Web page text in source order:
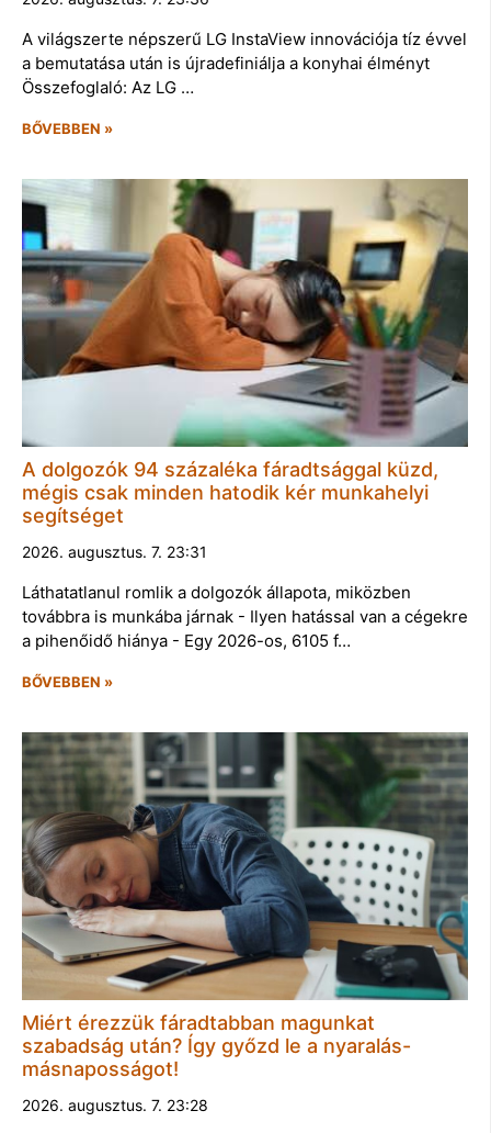
A világszerte népszerű LG InstaView innovációja tíz évvel
a bemutatása után is újradefiniálja a konyhai élményt
Összefoglaló: Az LG …
BŐVEBBEN »
A dolgozók 94 százaléka fáradtsággal küzd,
mégis csak minden hatodik kér munkahelyi
segítséget
2026. augusztus. 7. 23:31
Láthatatlanul romlik a dolgozók állapota, miközben
továbbra is munkába járnak - Ilyen hatással van a cégekre
a pihenőidő hiánya - Egy 2026-os, 6105 f…
BŐVEBBEN »
Miért érezzük fáradtabban magunkat
szabadság után? Így győzd le a nyaralás-
másnaposságot!
2026. augusztus. 7. 23:28